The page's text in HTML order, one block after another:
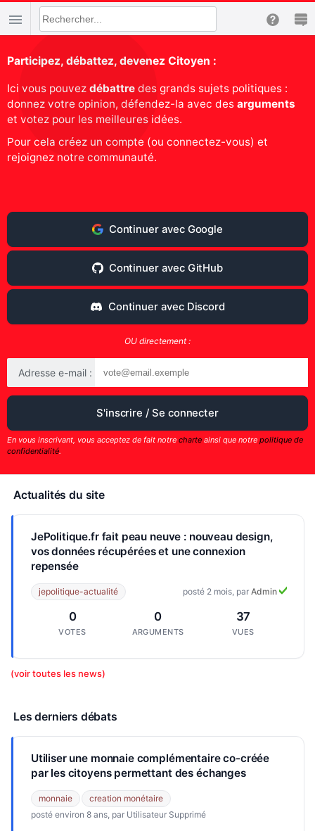
Participez, débattez, devenez Citoyen :
Ici vous pouvez débattre des grands sujets politiques :
donnez votre opinion, défendez-la avec des arguments
et votez pour les meilleures idées.
Pour cela créez un compte (ou connectez-vous) et
rejoignez notre communauté.
Continuer avec Google
Continuer avec GitHub
Continuer avec Discord
OU directement :
Adresse e-mail :
En vous inscrivant, vous acceptez de fait notre charte ainsi que notre politique de
confidentialité.
Actualités du site
0
VOTES
0
ARGUMENTS
37
VUES
JePolitique.fr fait peau neuve : nouveau design,
vos données récupérées et une connexion
repensée
jepolitique-actualité posté 2 mois, parAdmin
(voir toutes les news)
Les derniers débats
Utiliser une monnaie complémentaire co-créée
par les citoyens permettant des échanges
monnaie
creation monétaire
posté environ 8 ans, par Utilisateur Supprimé